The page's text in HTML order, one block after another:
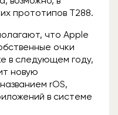
прототипов T288.
что Apple
очки
в следующем году,
новую
rOS,
в системе